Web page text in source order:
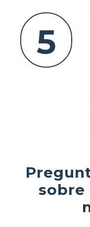
5
sobre